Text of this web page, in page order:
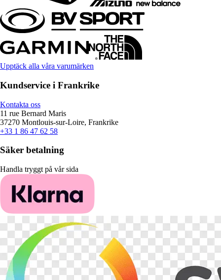
Upptäck alla våra varumärken
Kundservice i Frankrike
Kontakta oss
11 rue Bernard Maris
37270 Montlouis-sur-Loire, Frankrike
+33 1 86 47 62 58
Säker betalning
Handla tryggt på vår sida